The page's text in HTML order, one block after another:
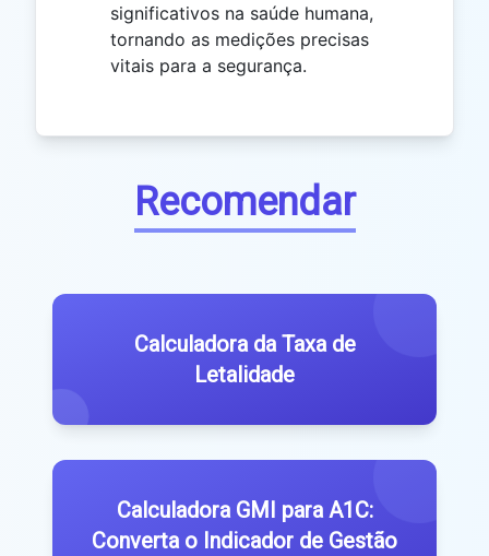
significativos na saúde humana,
tornando as medições precisas
vitais para a segurança.
Recomendar
Calculadora da Taxa de
Letalidade
Calculadora GMI para A1C:
Converta o Indicador de Gestão